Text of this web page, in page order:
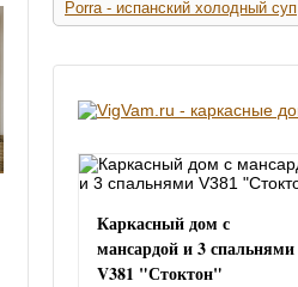
Porra - испанский холодный суп
Каркасный дом с
мансардой и 3 спальнями
V381 "Стоктон"